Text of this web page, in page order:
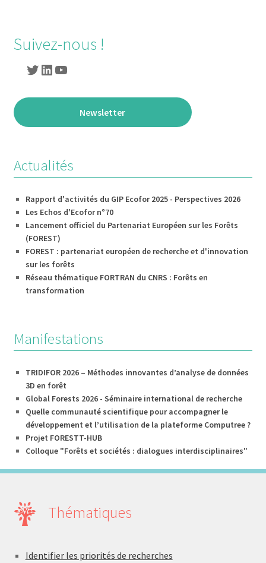
l’article
Suivez-nous !
Twitter
LinkedIn
YouTube
Newsletter
Actualités
Rapport d'activités du GIP Ecofor 2025 - Perspectives 2026
Les Echos d'Ecofor n°70
Lancement officiel du Partenariat Européen sur les Forêts
(FOREST)
FOREST : partenariat européen de recherche et d'innovation
sur les forêts
Réseau thématique FORTRAN du CNRS : Forêts en
transformation
Manifestations
TRIDIFOR 2026 – Méthodes innovantes d’analyse de données
3D en forêt
Global Forests 2026 - Séminaire international de recherche
Quelle communauté scientifique pour accompagner le
développement et l’utilisation de la plateforme Computree ?
Projet FORESTT-HUB
Colloque "Forêts et sociétés : dialogues interdisciplinaires"
Thématiques
Identifier les priorités de recherches